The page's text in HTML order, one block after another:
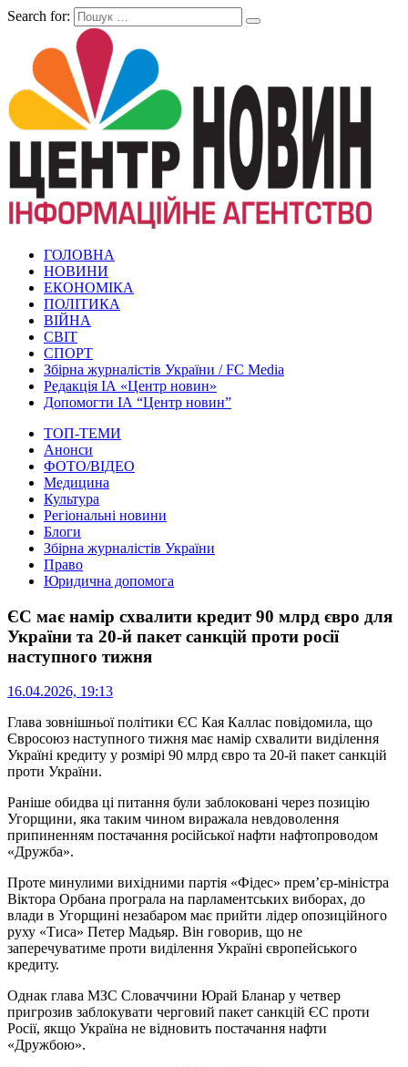
Search for:
ГОЛОВНА
НОВИНИ
ЕКОНОМІКА
ПОЛІТИКА
ВІЙНА
СВІТ
СПОРТ
Збірна журналістів України / FC Media
Редакція ІА «Центр новин»
Допомогти ІА “Центр новин”
ТОП-ТЕМИ
Анонси
ФОТО/ВІДЕО
Медицина
Культура
Регіональні новини
Блоги
Збірна журналістів України
Право
Юридична допомога
ЄС має намір схвалити кредит 90 млрд євро для
України та 20-й пакет санкцій проти росії
наступного тижня
16.04.2026, 19:13
Глава зовнішньої політики ЄС Кая Каллас повідомила, що
Євросоюз наступного тижня має намір схвалити виділення
Україні кредиту у розмірі 90 млрд євро та 20-й пакет санкцій
проти України.
Раніше обидва ці питання були заблоковані через позицію
Угорщини, яка таким чином виражала невдоволення
припиненням постачання російської нафти нафтопроводом
«Дружба».
Проте минулими вихідними партія «Фідес» прем’єр-міністра
Віктора Орбана програла на парламентських виборах, до
влади в Угорщині незабаром має прийти лідер опозиційного
руху «Тиса» Петер Мадьяр. Він говорив, що не
заперечуватиме проти виділення Україні європейського
кредиту.
Однак глава МЗС Словаччини Юрай Бланар у четвер
пригрозив заблокувати черговий пакет санкцій ЄС проти
Росії, якщо Україна не відновить постачання нафти
«Дружбою».